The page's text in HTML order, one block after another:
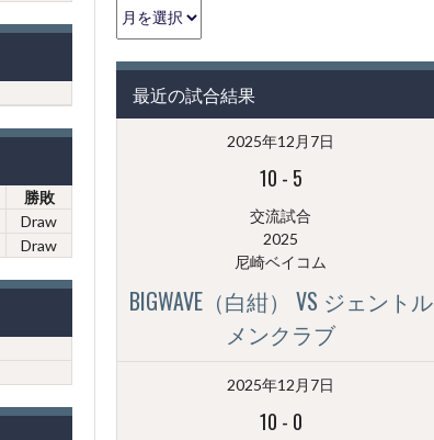
勝敗
Draw
Draw
去
投
（月
最近の試合結果
2025年12月7日
10 - 5
交流試合
2025
尼崎ベイコム
BIGWAVE（白紺） VS ジェントル
メンクラブ
2025年12月7日
10 - 0